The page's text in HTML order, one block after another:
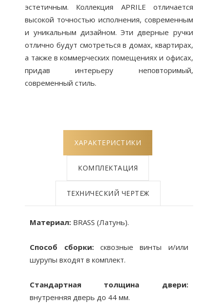
эстетичным. Коллекция APRILE отличается
высокой точностью исполнения, современным
и уникальным дизайном. Эти дверные ручки
отлично будут смотреться в домах, квартирах,
а также в коммерческих помещениях и офисах,
придав интерьеру неповторимый,
современный стиль.
ХАРАКТЕРИСТИКИ
КОМПЛЕКТАЦИЯ
ТЕХНИЧЕСКИЙ ЧЕРТЕЖ
Материал: BRASS (Латунь).
Способ сборки: сквозные винты и/или
шурупы входят в комплект.
Стандартная толщина двери:
внутренняя дверь до 44 мм.